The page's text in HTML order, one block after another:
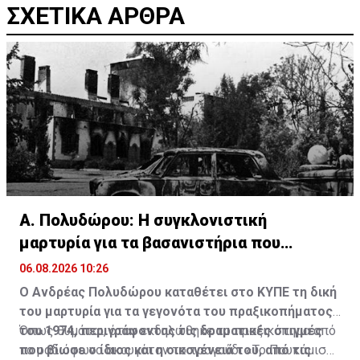
ΣΧΕΤΙΚΑ ΑΡΘΡΑ
Α. Πολυδώρου: Η συγκλονιστική
μαρτυρία για τα βασανιστήρια που
υπέστη το 1974
06.08.2026 10:26
Ο Ανδρέας Πολυδώρου καταθέτει στο ΚΥΠΕ τη δική
του μαρτυρία για τα γεγονότα του πραξικοπήματος
του 1974, περιγράφοντας τις δραματικές στιγμές
που βίωσε ο ίδιος και η οικογένειά του, από τις
Όπως θυμάται, όταν εκδηλώθηκε το πραξικόπημα από
το ραδιόφωνο ακουγόταν το τραγούδι «Το Πουκάμισο